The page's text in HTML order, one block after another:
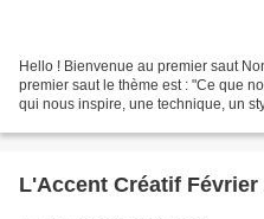
Hello ! Bienvenue au premier saut
premier saut le thème est : "Ce que
qui nous inspire, une technique, un
L'Accent Créatif Février